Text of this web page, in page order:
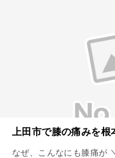
上田市で膝の痛みを
なぜ、こんなにも膝痛